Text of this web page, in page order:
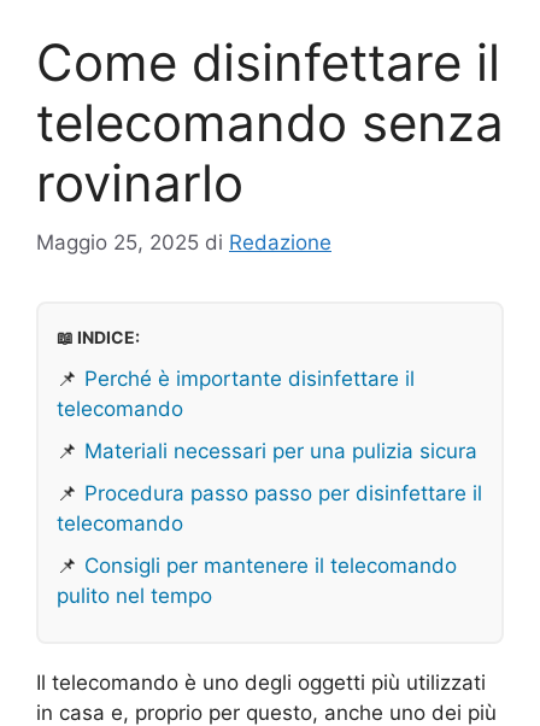
Come disinfettare il
telecomando senza
rovinarlo
Maggio 25, 2025 di Redazione
📖 INDICE:
📌 Perché è importante disinfettare il
telecomando
📌 Materiali necessari per una pulizia sicura
📌 Procedura passo passo per disinfettare il
telecomando
📌 Consigli per mantenere il telecomando
pulito nel tempo
Il telecomando è uno degli oggetti più utilizzati
in casa e, proprio per questo, anche uno dei più